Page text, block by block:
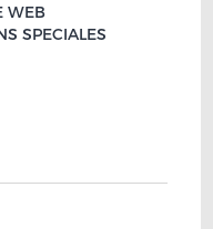
WEB
SPECIALES